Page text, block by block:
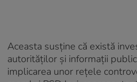
Aceasta susţine că există
autorităţilor și informaţii
implicarea unor rețele